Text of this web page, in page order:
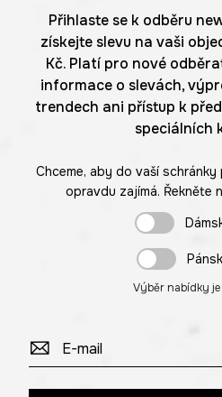
Přihlaste se k odběru
získejte slevu na vaši
Kč. Platí pro nové
informace o slevách,
trendech ani přístup k
speciálních
Chceme, aby do vaší
opravdu zajímá. Řekněte
Výběr nabídky